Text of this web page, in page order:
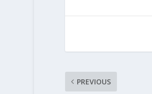
PREVIOUS